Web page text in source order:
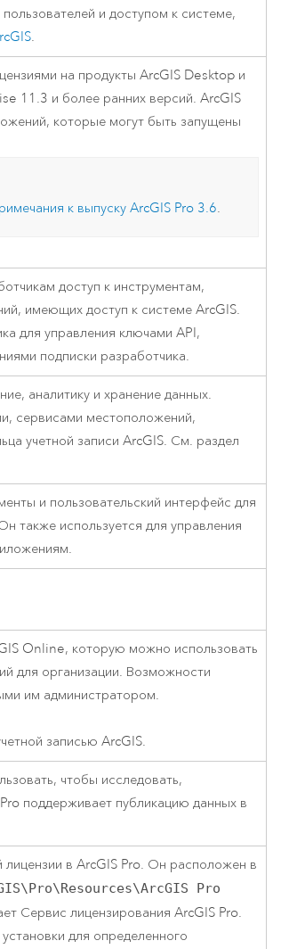
и доступом к системе,
.
на продуктыArcGIS Desktop и
11.3 и более ранних версий.ArcGIS
которые могут быть запущены
к выпускуArcGIS Pro 3.6.
доступ к инструментам,
имеющих доступ к системе ArcGIS.
для управления ключами API,
подписки разработчика.
аналитику и хранение данных.
сервисами местоположений,
учетной записи ArcGIS. См. раздел
и пользовательский интерфейс для
также используется для управления
Online, которую можно использовать
для организации. Возможности
им администратором.
записью ArcGIS.
чтобы исследовать,
поддерживает публикацию данных в
лицензии вArcGIS Pro. Он расположен в
Pro
Сервис лицензированияArcGIS Pro.
для определенного